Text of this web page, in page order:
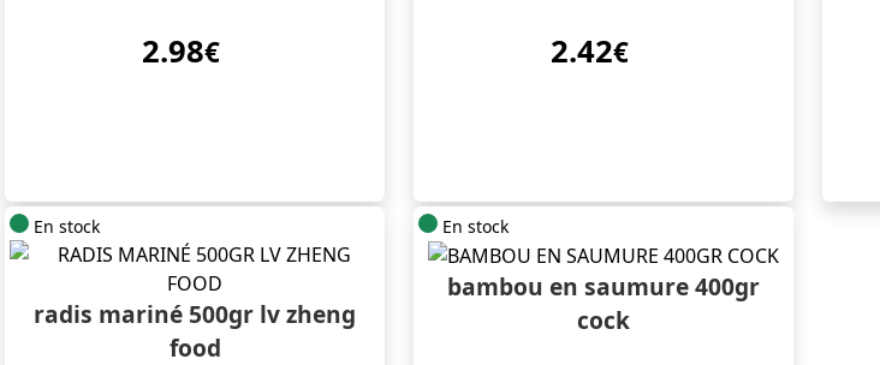
2.98€ 2.42€
En stock
radis mariné 500gr lv zheng
food
En stock
bambou en saumure 400gr
cock